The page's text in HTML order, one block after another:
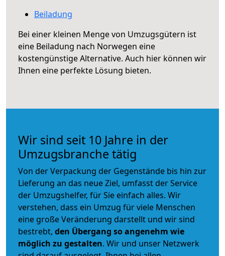
Beiladung
Bei einer kleinen Menge von Umzugsgütern ist
eine Beiladung nach Norwegen eine
kostengünstige Alternative. Auch hier können wir
Ihnen eine perfekte Lösung bieten.
Wir sind seit 10 Jahre in der
Umzugsbranche tätig
Von der Verpackung der Gegenstände bis hin zur
Lieferung an das neue Ziel, umfasst der Service
der Umzugshelfer, für Sie einfach alles. Wir
verstehen, dass ein Umzug für viele Menschen
eine große Veränderung darstellt und wir sind
bestrebt, den Übergang so angenehm wie
möglich zu gestalten. Wir und unser Netzwerk